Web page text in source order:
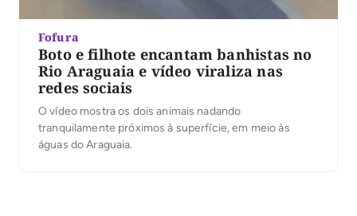
Fofura
Boto e filhote encantam banhistas no
Rio Araguaia e vídeo viraliza nas
redes sociais
O vídeo mostra os dois animais nadando
tranquilamente próximos à superfície, em meio às
águas do Araguaia.